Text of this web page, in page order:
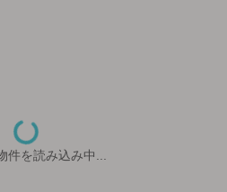
件を読み込み中...